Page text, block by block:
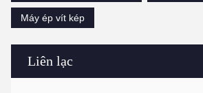
Liên lạc
Máy ép vít kép